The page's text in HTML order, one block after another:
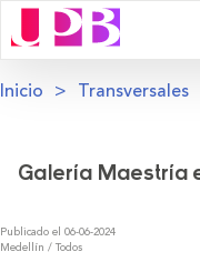
Inicio Transversales
Galería Maestría
Publicado el 06-06-2024
Medellín / Todos